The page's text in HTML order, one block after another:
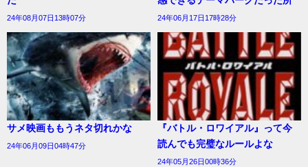
24年08月07日13時07分 24年06月17日17時28分
サメ映画ももうネタ切れかな
24年06月09日04時47分
『バトル・ロワイアル』って今
読んでも完璧なルールよな
24年05月26日00時36分